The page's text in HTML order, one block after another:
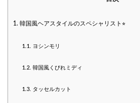
1. 韓国風ヘアスタイルのスペシャリスト⭐︎
1.1. ヨシンモリ
1.2. 韓国風くびれミディ
1.3. タッセルカット